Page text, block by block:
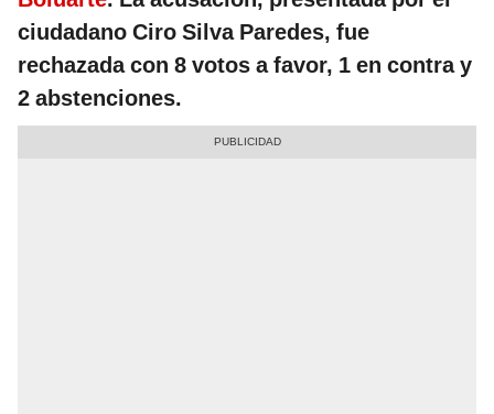
ciudadano Ciro Silva Paredes, fue
rechazada con 8 votos a favor, 1 en contra y
2 abstenciones.